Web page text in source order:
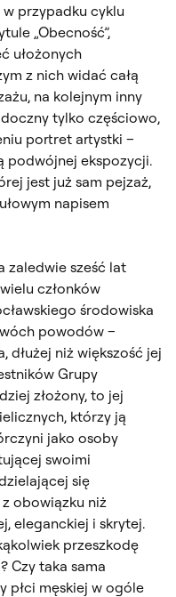
przypadku cyklu
„Obecność”,
ułożonych
z nich widać całą
na kolejnym inny
tylko częściowo,
portret artystki –
podwójnej ekspozycji.
jest już sam pejzaż,
napisem
zaledwie sześć lat
członków
środowiska
powodów –
dłużej niż większość jej
Grupy
złożony, to jej
którzy ją
jako osoby
swoimi
się
obowiązku niż
eleganckiej i skrytej.
przeszkodę
Czy taka sama
płci męskiej w ogóle